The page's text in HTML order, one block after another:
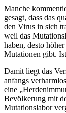
Manche
gesagt, dass das
den Virus in sich
weil das
haben, desto
Mutationen gibt.
Damit liegt das
anfangs
eine
Bevölkerung mit
Mutationslabor